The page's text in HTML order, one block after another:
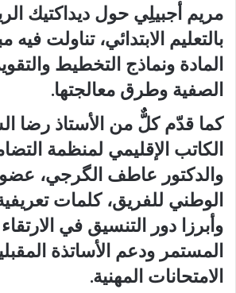
مريم أجبيلِي حول ديداكتيك
بالتعليم الابتدائي، تناولت
المادة ونماذج التخطيط
الصفية وطرق معالجتها.
كما قدّم كلٌّ من الأستاذ رضا
الكاتب الإقليمي لمنظمة
والدكتور عاطف الگرجي،
الوطني للفريق، كلمات
وأبرزا دور التنسيق في
المستمر ودعم الأساتذة
الامتحانات المهنية.